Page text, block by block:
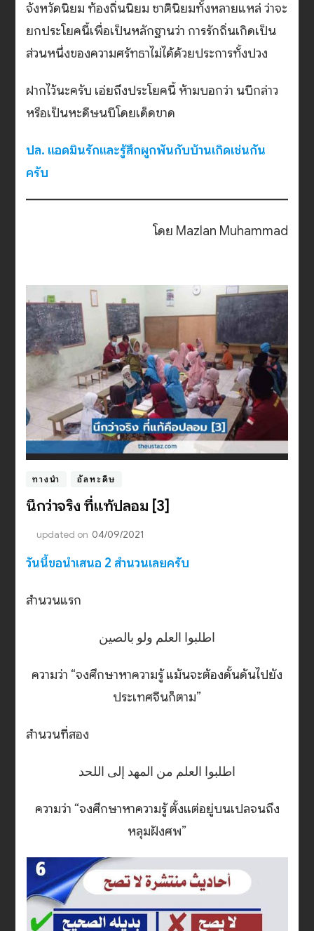
จังหวัดนิยม ท้องถิ่นนิยม ชาตินิยมทั้งหลายแหล่ ว่าจะ
ยกประโยคนี้เพื่อเป็นหลักฐานว่า การรักถิ่นเกิดเป็น
ส่วนหนึ่งของความศรัทธาไม่ได้ด้วยประการทั้งปวง
ฝากไว้นะครับ เอ่ยถึงประโยคนี้ ห้ามบอกว่า นบีกล่าว
หรือเป็นหะดีษนบีโดยเด็ดขาด
ปล. แอดมินรักและรู้สึกผูกพันกับบ้านเกิดเช่นกัน
ครับ
โดย Mazlan Muhammad
ทางนำ อัลหะดีษ
นึกว่าจริง ที่แท้ปลอม [3]
updated on 04/09/2021
วันนี้ขอนำเสนอ 2 สำนวนเลยครับ
สำนวนแรก
اطلبوا العلم ولو بالصين
ความว่า “จงศึกษาหาความรู้ แม้นจะต้องดั้นด้นไปยัง
ประเทศจีนก็ตาม”
สำนวนที่สอง
اطلبوا العلم من المهد إلى اللحد
ความว่า “จงศึกษาหาความรู้ ตั้งแต่อยู่บนเปลจนถึง
หลุมฝังศพ”